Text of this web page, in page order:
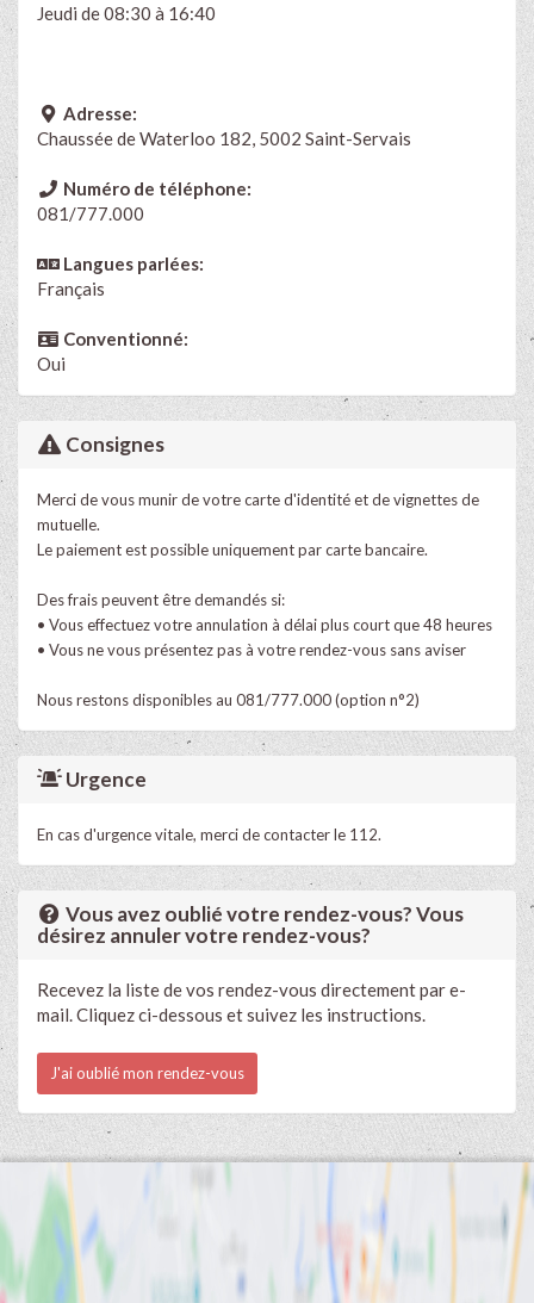
Jeudi de 08:30 à 16:40
Adresse:
Chaussée de Waterloo 182, 5002 Saint-Servais
Numéro de téléphone:
081/777.000
Langues parlées:
Français
Conventionné:
Oui
Consignes
Merci de vous munir de votre carte d'identité et de vignettes de
mutuelle.
Le paiement est possible uniquement par carte bancaire.
Des frais peuvent être demandés si:
• Vous effectuez votre annulation à délai plus court que 48 heures
• Vous ne vous présentez pas à votre rendez-vous sans aviser
Nous restons disponibles au 081/777.000 (option n°2)
Urgence
En cas d'urgence vitale, merci de contacter le 112.
Vous avez oublié votre rendez-vous? Vous
désirez annuler votre rendez-vous?
Recevez la liste de vos rendez-vous directement par e-
mail. Cliquez ci-dessous et suivez les instructions.
J'ai oublié mon rendez-vous